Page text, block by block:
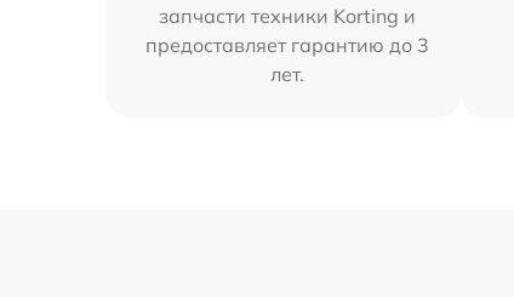
запчасти техники Korting и
предоставляет гарантию до 3
лет.